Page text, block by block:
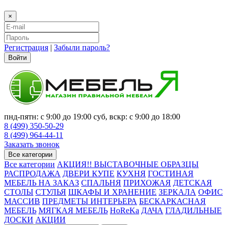
×
Регистрация | Забыли пароль?
Войти
пнд-пятн: с 9:00 до 19:00 суб, вскр: с 9:00 до 18:00
8 (499) 350-50-29
8 (499) 964-44-11
Заказать звонок
Все категории
Все категории АКЦИЯ!! ВЫСТАВОЧНЫЕ ОБРАЗЦЫ
РАСПРОДАЖА ДВЕРИ КУПЕ КУХНЯ ГОСТИНАЯ
МЕБЕЛЬ НА ЗАКАЗ СПАЛЬНЯ ПРИХОЖАЯ ДЕТСКАЯ
СТОЛЫ СТУЛЬЯ ШКАФЫ И ХРАНЕНИЕ ЗЕРКАЛА ОФИС
МАССИВ ПРЕДМЕТЫ ИНТЕРЬЕРА БЕСКАРКАСНАЯ
МЕБЕЛЬ МЯГКАЯ МЕБЕЛЬ HoReKa ДАЧА ГЛАДИЛЬНЫЕ
ДОСКИ АКЦИИ